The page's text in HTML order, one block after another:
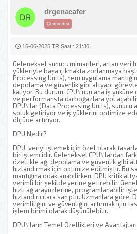
Çevrimdışı
drgenacafer
16-06-2025 TR Saat : 21:36
Geleneksel sunucu mimarileri, artan veri
yükleriyle başa çıkmakta zorlanmaya
Processing Units), hem uygulama
depolama ve güvenlik gibi altyapı
kalıyor. Bu durum, CPU\'nun ana iş
ve performansta darboğazlara yol
DPU\'lar (Data Processing Units), sunucu
soluk getiriyor ve iş yüklerini optimize
ölçüde artırıyor.
DPU Nedir?
DPU, veriyi işlemek için özel olarak
bir işlemcidir. Geleneksel CPU\'lardan
özellikle ağ, depolama ve güvenlik gibi
hızlandırmak için optimize edilmiştir. Bu
mantığına odaklanabilirken, DPU kritik
verimli bir şekilde yerine getirebilir.
hızlı ağ arayüzlerine, programlanabilir
hızlandırıcılara sahiptir. Uzmanlara göre,
verimliliğini ve güvenliğini artırmak için
işlem birimi olarak düşünülebilir.
DPU\'ların Temel Özellikleri ve Avantajları